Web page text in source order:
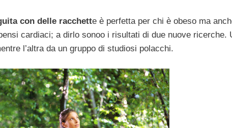
con delle racchette è perfetta per chi è obeso ma
cardiaci; a dirlo sonoo i risultati di due nuove ricerche.
l’altra da un gruppo di studiosi polacchi.